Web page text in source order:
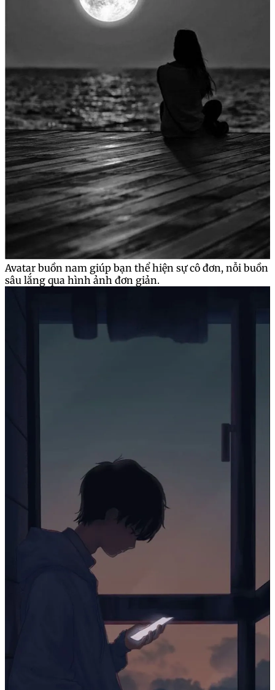
Avatar buồn nam giúp bạn thể hiện sự cô đơn, nỗi buồn
sâu lắng qua hình ảnh đơn giản.